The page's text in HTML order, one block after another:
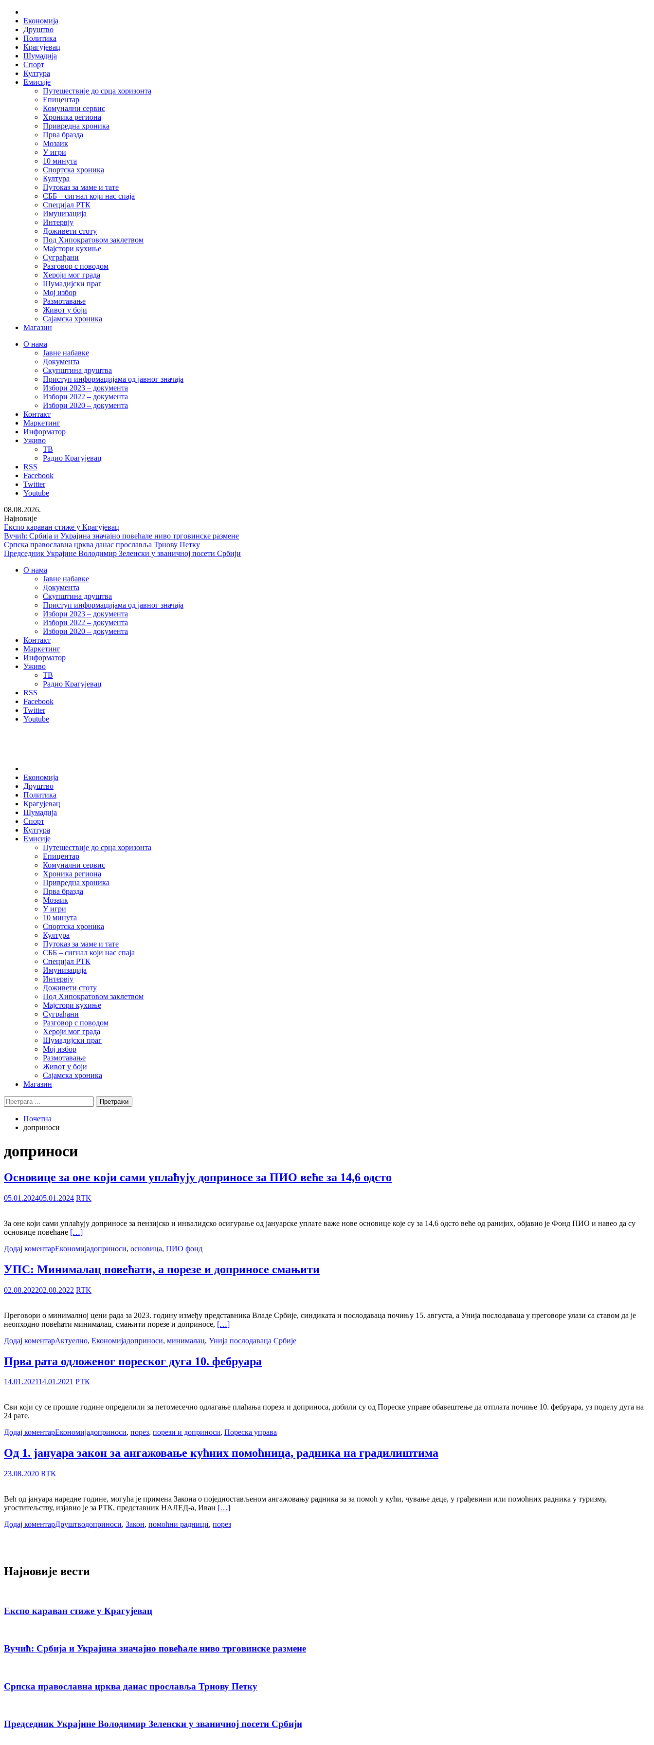
Skip
content
Економија
Друштво
Политика
Крагујевац
Шумадија
Спорт
Култура
Емисије
Путешествије до срца хоризонта
Епицентар
Комунални сервис
Хроника региона
Привредна хроника
Прва бразда
Мозаик
У игри
10 минута
Спортска хроника
Култура
Путоказ за маме и тате
СББ – сигнал који нас спаја
Специјал РТК
Имунизација
Интервју
Доживети стоту
Под Хипократовом заклетвом
Мајстори кухиње
Суграђани
Разговор с поводом
Хероји мог града
Шумадијски праг
Мој избор
Размотавање
Живот у боји
Сајамска хроника
Магазин
О нама
Јавне набавке
Документа
Скупштина друштва
Приступ информацијама од јавног значаја
Избори 2023 – документа
Избори 2022 – документа
Избори 2020 – документа
Контакт
Маркетинг
Информатор
Уживо
ТВ
Радио Крагујевац
RSS
Facebook
Twitter
Youtube
08.08.2026.
Најновије
Експо караван стиже у Крагујевац
Вучић: Србија и Украјина значајно повећале ниво трговинске размене
Српска православна црква данас прославља Трнову Петку
Председник Украјине Володимир Зеленски у званичној посети Србији
О нама
Јавне набавке
Документа
Скупштина друштва
Приступ информацијама од јавног значаја
Избори 2023 – документа
Избори 2022 – документа
Избори 2020 – документа
Контакт
Маркетинг
Информатор
Уживо
ТВ
Радио Крагујевац
RSS
Facebook
Twitter
Youtube
Економија
Друштво
Политика
Крагујевац
Шумадија
Спорт
Култура
Емисије
Путешествије до срца хоризонта
Епицентар
Комунални сервис
Хроника региона
Привредна хроника
Прва бразда
Мозаик
У игри
10 минута
Спортска хроника
Култура
Путоказ за маме и тате
СББ – сигнал који нас спаја
Специјал РТК
Имунизација
Интервју
Доживети стоту
Под Хипократовом заклетвом
Мајстори кухиње
Суграђани
Разговор с поводом
Хероји мог града
Шумадијски праг
Мој избор
Размотавање
Живот у боји
Сајамска хроника
Магазин
Претрага
за:
Почетна
доприноси
доприноси
Основице за оне који сами уплаћују доприносе за ПИО веће за 14,6 одсто
05.01.202405.01.2024 RTK
За оне који сами уплаћују доприносе за пензијско и инвалидско осигурање од јануарске уплате важе нове основице које су за 14,6 одсто веће од ранијих, објавио је Фонд ПИО и навео да су
основице повећане […]
Додај коментарЕкономијадоприноси, основица, ПИО фонд
УПС: Минималац повећати, а порезе и доприносе смањити
02.08.202202.08.2022 RTK
Преговори о минималној цени рада за 2023. годину између представника Владе Србије, синдиката и послодаваца почињу 15. августа, а Унија послодаваца у преговоре улази са ставом да је
неопходно повећати минималац, смањити порезе и доприносе, […]
Додај коментарАктуелно, Економијадоприноси, минималац, Унија послодаваца Србије
Прва рата одложеног пореског дуга 10. фебруара
14.01.202114.01.2021 РТК
Сви који су се прошле године определили за петомесечно одлагање плаћања пореза и доприноса, добили су од Пореске управе обавештење да отплата почиње 10. фебруара, уз поделу дуга на
24 рате.
Додај коментарЕкономијадоприноси, порез, порези и доприноси, Пореска управа
Од 1. јануара закон за ангажовање кућних помоћница, радника на градилиштима
23.08.2020 RTK
Већ од јануара наредне године, могућа је примена Закона о поједностављеном ангажовању радника за за помоћ у кући, чување деце, у грађевини или помоћних радника у туризму,
угоститељству, изјавио је за РТК, представник НАЛЕД-а, Иван […]
Додај коментарДруштводоприноси, Закон, помоћни радници, порез
Најновије вести
Експо караван стиже у Крагујевац
Вучић: Србија и Украјина значајно повећале ниво трговинске размене
Српска православна црква данас прославља Трнову Петку
Председник Украјине Володимир Зеленски у званичној посети Србији